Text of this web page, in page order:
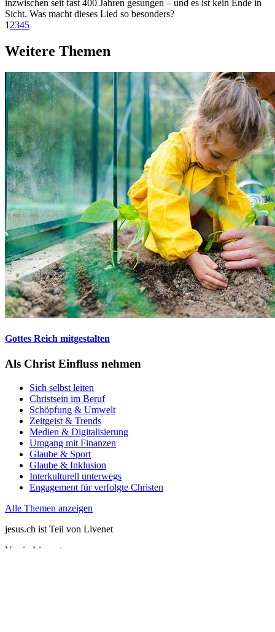
inzwischen seit fast 400 Jahren gesungen – und es ist kein Ende in
Sicht. Was macht dieses Lied so besonders?
1 2345
Weitere Themen
Gottes Reich mitgestalten
Als Christ Einfluss nehmen
Sich selbst leiten
Christsein im Beruf
Schöpfung & Umwelt
Zeitgeist & Trends
Medien & Digitalisierung
Umgang mit Finanzen
Glaube & Sport
Glaube & Inklusion
Interkulturell unterwegs
Engagement für verfolgte Christen
Alle Themen anzeigen
jesus.ch ist Teil von Livenet
Verein Livenet